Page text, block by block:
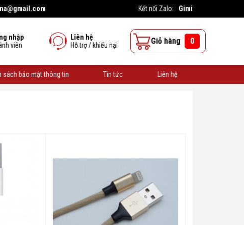
Kết nối Zalo: Gimi
nhập
viên
Liên hệ
Hỗ trợ / khiếu nại
Giỏ hàng 0
sách bảo mật thông tin Tin tức Liên hệ